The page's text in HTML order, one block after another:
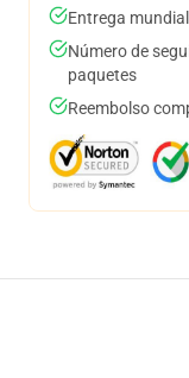
Entrega
Número de
paquetes
Reembolso